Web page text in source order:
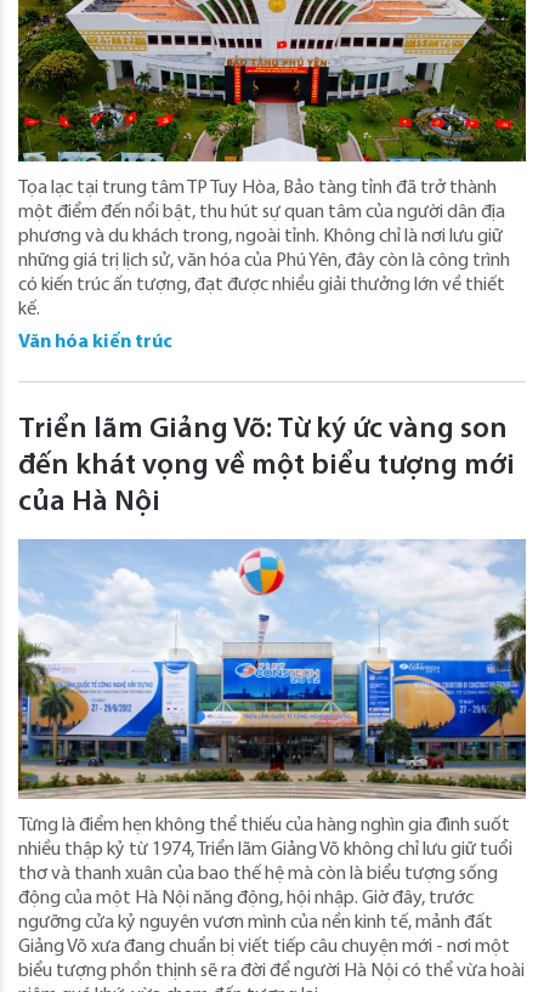
Tọa lạc tại trung tâm TP Tuy Hòa, Bảo tàng tỉnh đã trở thành
một điểm đến nổi bật, thu hút sự quan tâm của người dân địa
phương và du khách trong, ngoài tỉnh. Không chỉ là nơi lưu giữ
những giá trị lịch sử, văn hóa của Phú Yên, đây còn là công trình
có kiến trúc ấn tượng, đạt được nhiều giải thưởng lớn về thiết
kế.
Văn hóa kiến trúc
Triển lãm Giảng Võ: Từ ký ức vàng son
đến khát vọng về một biểu tượng mới
của Hà Nội
Từng là điểm hẹn không thể thiếu của hàng nghìn gia đình suốt
nhiều thập kỷ từ 1974, Triển lãm Giảng Võ không chỉ lưu giữ tuổi
thơ và thanh xuân của bao thế hệ mà còn là biểu tượng sống
động của một Hà Nội năng động, hội nhập. Giờ đây, trước
ngưỡng cửa kỷ nguyên vươn mình của nền kinh tế, mảnh đất
Giảng Võ xưa đang chuẩn bị viết tiếp câu chuyện mới - nơi một
biểu tượng phồn thịnh sẽ ra đời để người Hà Nội có thể vừa hoài